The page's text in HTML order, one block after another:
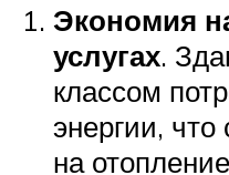
Экономия
услугах.
классом
энергии,
на